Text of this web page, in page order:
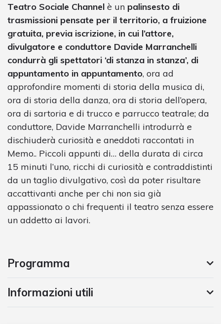
Teatro Sociale Channel è un palinsesto di
trasmissioni pensate per il territorio, a fruizione
gratuita, previa iscrizione, in cui l’attore,
divulgatore e conduttore Davide Marranchelli
condurrà gli spettatori ‘di stanza in stanza’, di
appuntamento in appuntamento, ora ad
approfondire momenti di storia della musica di,
ora di storia della danza, ora di storia dell’opera,
ora di sartoria e di trucco e parrucco teatrale; da
conduttore, Davide Marranchelli introdurrà e
dischiuderà curiosità e aneddoti raccontati in
Memo.. Piccoli appunti di… della durata di circa
15 minuti l’uno, ricchi di curiosità e contraddistinti
da un taglio divulgativo, così da poter risultare
accattivanti anche per chi non sia già
appassionato o chi frequenti il teatro senza essere
un addetto ai lavori.
Programma
Informazioni utili